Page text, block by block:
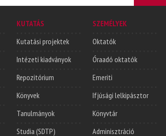
KUTATÁS
Kutatási projektek
Intézeti kiadványok
Repozitórium
Könyvek
Tanulmányok
Studia (SDTP)
SZEMÉLYEK
Oktatók
Óraadó oktatók
Emeriti
Ifjúsági lelkipásztor
Könyvtár
Adminisztráció